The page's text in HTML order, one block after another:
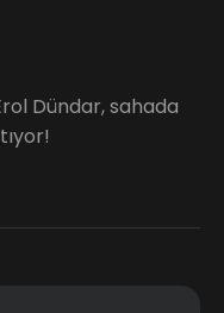
Dündar, sahada